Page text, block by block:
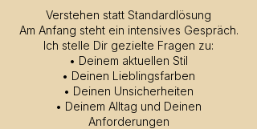
Verstehen statt Standardlösung
Am Anfang steht ein intensives Gespräch.
Ich stelle Dir gezielte Fragen zu:
• Deinem aktuellen Stil
• Deinen Lieblingsfarben
• Deinen Unsicherheiten
• Deinem Alltag und Deinen
Anforderungen